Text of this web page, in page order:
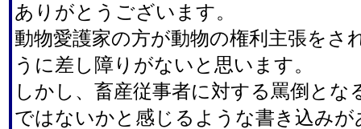
ありがとうございます。
動物愛護家の方が動物の権利主張をさ
うに差し障りがないと思います。
しかし、畜産従事者に対する罵倒とな
ではないかと感じるような書き込みが